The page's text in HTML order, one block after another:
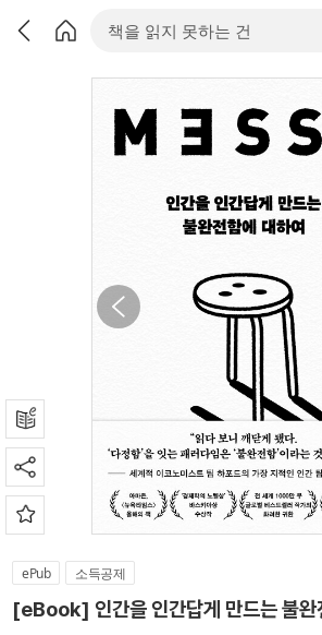
ePub 소득공제
[eBook] 인간을 인간답게 만드는 불완